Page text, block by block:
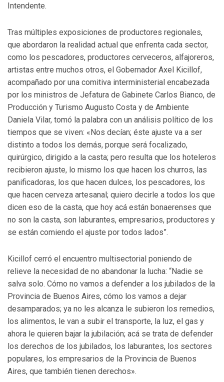
Intendente.
Tras múltiples exposiciones de productores regionales,
que abordaron la realidad actual que enfrenta cada sector,
como los pescadores, productores cerveceros, alfajoreros,
artistas entre muchos otros, el Gobernador Axel Kicillof,
acompañado por una comitiva interministerial encabezada
por los ministros de Jefatura de Gabinete Carlos Bianco, de
Producción y Turismo Augusto Costa y de Ambiente
Daniela Vilar, tomó la palabra con un análisis político de los
tiempos que se viven: «Nos decían; éste ajuste va a ser
distinto a todos los demás, porque será focalizado,
quirúrgico, dirigido a la casta; pero resulta que los hoteleros
recibieron ajuste, lo mismo los que hacen los churros, las
panificadoras, los que hacen dulces, los pescadores, los
que hacen cerveza artesanal; quiero decirle a todos los que
dicen eso de la casta, que hoy acá están bonaerenses que
no son la casta, son laburantes, empresarios, productores y
se están comiendo el ajuste por todos lados”.
Kicillof cerró el encuentro multisectorial poniendo de
relieve la necesidad de no abandonar la lucha: “Nadie se
salva solo. Cómo no vamos a defender a los jubilados de la
Provincia de Buenos Aires, cómo los vamos a dejar
desamparados; ya no les alcanza le subieron los remedios,
los alimentos, le van a subir el transporte, la luz, el gas y
ahora le quieren bajar la jubilación; acá se trata de defender
los derechos de los jubilados, los laburantes, los sectores
populares, los empresarios de la Provincia de Buenos
Aires, que también tienen derechos».